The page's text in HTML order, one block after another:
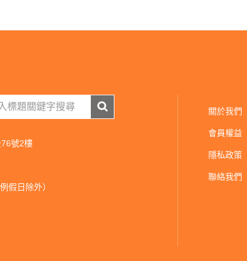
號2樓
假日除外）
關於我們
會員權益
隱私政策
聯絡我們